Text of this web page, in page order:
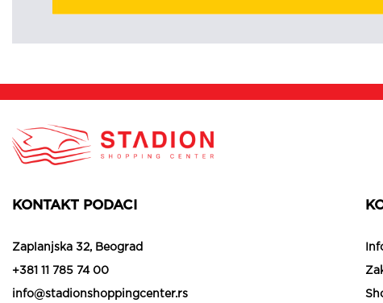
KONTAKT PODACI
Zaplanjska 32, Beograd
+381 11 785 74 00
info@stadionshoppingcenter.rs